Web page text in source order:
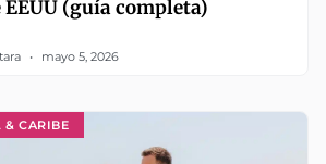
(guía completa)
mayo 5, 2026
& CARIBE